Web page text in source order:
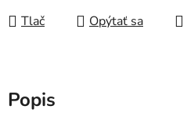
Tlač Opýtať sa
Popis